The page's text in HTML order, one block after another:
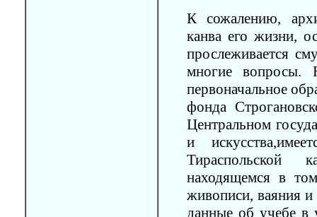
К сожалению,
канва его жизни,
прослеживается
многие вопросы.
первоначальное
фонда
Центральном
и
Тираспольской
находящемся в
живописи, ваяния и
данные об учебе